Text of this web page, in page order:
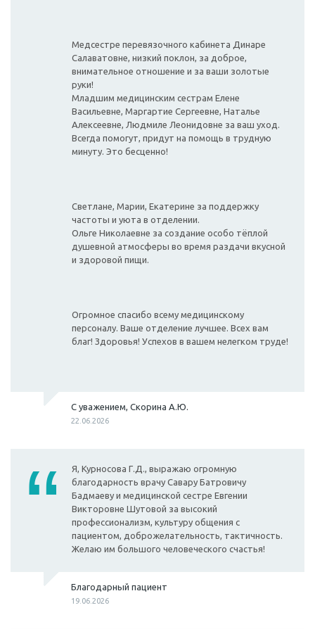
Медсестре перевязочного кабинета Динаре
Салаватовне, низкий поклон, за доброе,
внимательное отношение и за ваши золотые
руки!
Младшим медицинским сестрам Елене
Васильевне, Маргартие Сергеевне, Наталье
Алексеевне, Людмиле Леонидовне за ваш уход.
Всегда помогут, придут на помощь в трудную
минуту. Это бесценно!
Светлане, Марии, Екатерине за поддержку
частоты и уюта в отделении.
Ольге Николаевне за создание особо тёплой
душевной атмосферы во время раздачи вкусной
и здоровой пищи.
Огромное спасибо всему медицинскому
персоналу. Ваше отделение лучшее. Всех вам
благ! Здоровья! Успехов в вашем нелегком труде!
С уважением, Скорина А.Ю.
22.06.2026
Я, Курносова Г.Д., выражаю огромную
благодарность врачу Савару Батровичу
Бадмаеву и медицинской сестре Евгении
Викторовне Шутовой за высокий
профессионализм, культуру общения с
пациентом, доброжелательность, тактичность.
Желаю им большого человеческого счастья!
Благодарный пациент
19.06.2026